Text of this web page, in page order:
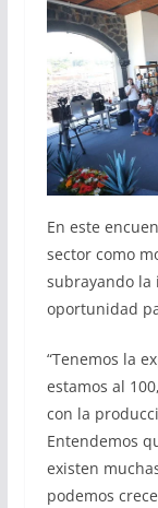
En este
sector como
subrayando la
oportunidad
“Tenemos la
estamos al
con la
Entendemos
existen
podemos